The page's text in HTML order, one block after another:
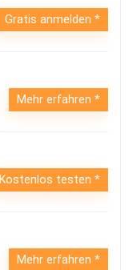
Gratis anmelden
Mehr erfahren
Kostenlos testen
Mehr erfahren